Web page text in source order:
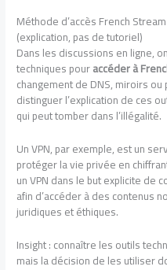
Méthode d’accès French
(explication, pas de tutoriel)
Dans les discussions en ligne,
techniques pouraccéder à
changement de DNS, miroirs
distinguer l’explication de ces
qui peut tomber dans l’illégalité.
Un VPN, par exemple, est un
protéger la vie privée en
un VPN dans le but explicite de
afin d’accéder à des contenus
juridiques et éthiques.
Insight : connaître les outils
mais la décision de les utiliser